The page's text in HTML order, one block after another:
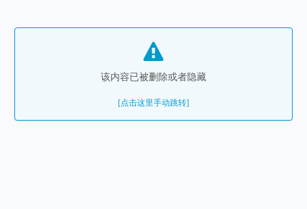
该内容已被删除或者隐藏
[点击这里手动跳转]